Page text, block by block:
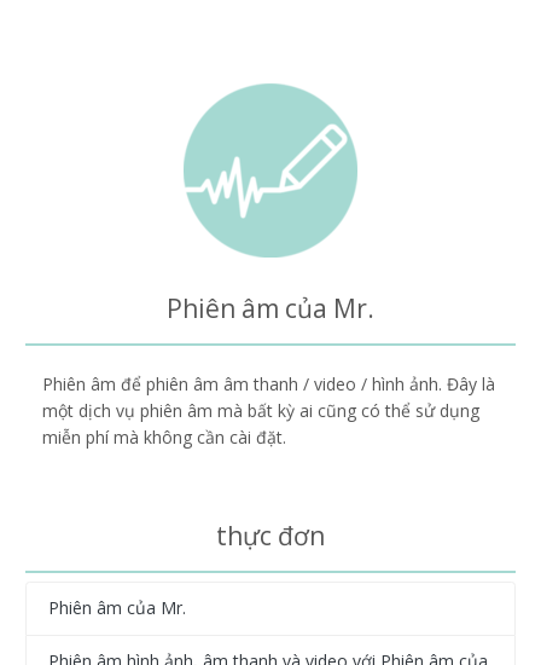
Phiên âm của Mr.
Phiên âm để phiên âm âm thanh / video / hình ảnh. Đây là
một dịch vụ phiên âm mà bất kỳ ai cũng có thể sử dụng
miễn phí mà không cần cài đặt.
thực đơn
Phiên âm của Mr.